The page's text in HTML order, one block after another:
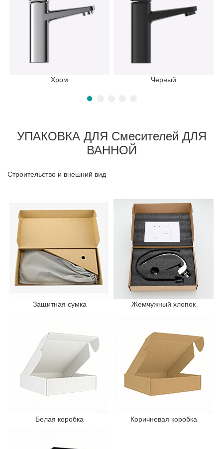
Хром Черный
УПАКОВКА ДЛЯ Смесителей ДЛЯ
ВАННОЙ
Строительство и внешний вид
Защитная сумка Жемчужный хлопок
Белая коробка Коричневая коробка